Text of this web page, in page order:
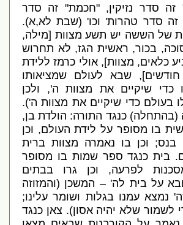
סדר נזיקין, " חכמת"זה סדר
סדר טהרות'וכו' (שבת לא,א).
של הששה יש תשע מצוות[מילה,
,בכור,ראשית הגז,לא תחרוש
כלאים,מצוות],אולי כרמז ללידת
],שבא לעולם שמציאותו
שיקיים את מצוות ה ',ולכן
בעולם כדי שיקיים את מצוות ה ').
בהתחלה)כנגד התורה:הולדת בן,
בו מסופר על לידת העולם,וכן
;וכן בו נאמרה מצוות ברית
בית כנגד ספר שמות בו מסופר
לפרעה, וכן גרו בבתים
על בית לה' –המשכן(והמזוזה
נמצא עמנו בגלות ושומר עלינו;
לשמור שלא יהיה אסון).צאן כנגד